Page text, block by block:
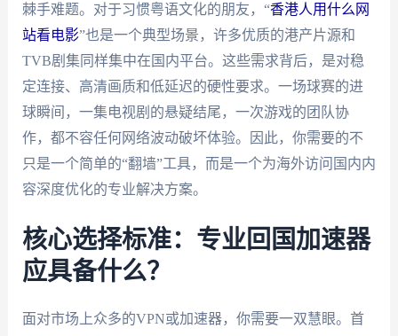
棘手难题。对于习惯粤语文化的朋友，“香港人用什么网
站看电影”也是一个典型场景，许多优质的港产片源和
TVB剧集同样集中在国内平台。这些需求背后，是对稳
定连接、高清画质和低延迟的硬性要求。一场球赛的进
球瞬间，一集电视剧的悬疑结尾，一次游戏的团队协
作，都不容任何网络波动破坏体验。因此，你需要的不
只是一个简单的“翻墙”工具，而是一个为海外访问国内内
容深度优化的专业解决方案。
核心选择标准：专业回国加速器
应具备什么？
面对市场上众多的VPN或加速器，你需要一双慧眼。首